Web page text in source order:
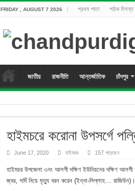
FRIDAY , AUGUST 7 2026 প্রথম পাতা পাঠক দিগন্ত
জাতীয় রাজনীতি আন্তর্জাতিক চাঁদপুর
হাইমচরে করোনা উপসর্গে
June 17, 2020 হাইমচর 157 পড়েছেন
হাইমচর উপজেলা ৩নং আলগী দক্ষিণ ইউনিয়নের দক্ষিণ
জ্বর, সর্দি নিয়ে মৃত্যু বরন করেন (ইন্না-লিল্লাহ… রাজিউন)।